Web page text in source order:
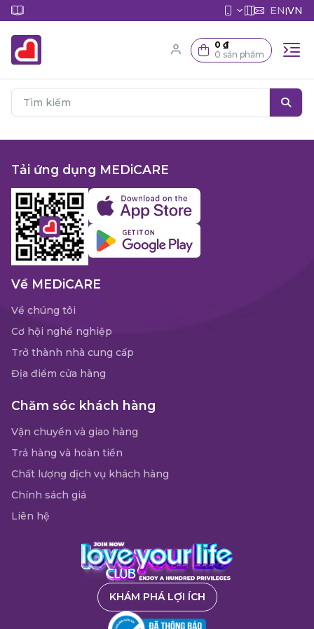
EN|VN
0 ₫
0 sản phẩm
Tải ứng dụng MEDiCARE
Về MEDiCARE
Về chúng tôi
Cơ hội nghề nghiệp
Trở thành nhà cung cấp
Địa điểm cửa hàng
Chăm sóc khách hàng
Vận chuyển và giao hàng
Trả hàng và hoàn tiền
Chất lượng dịch vụ khách hàng
Chính sách giá
Liên hệ
KHÁM PHÁ LỢI ÍCH